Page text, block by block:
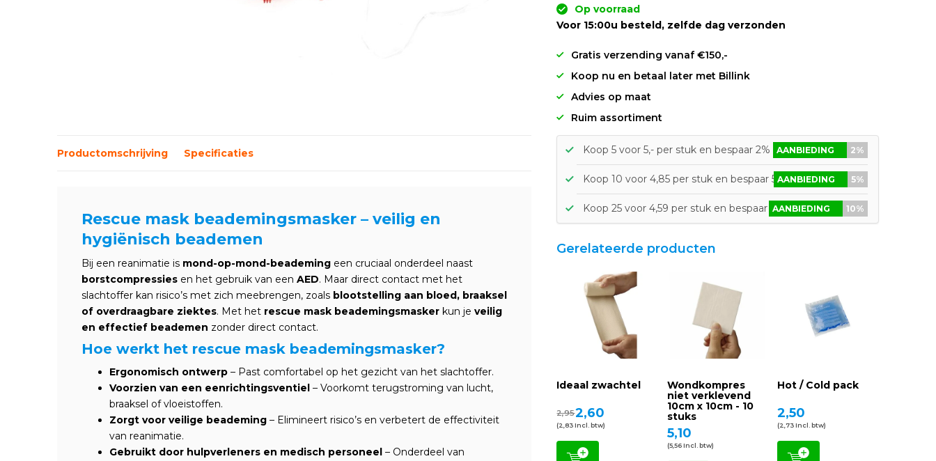
Op voorraad
Voor 15:00u besteld, zelfde dag verzonden
Gratis verzending vanaf €150,-
Koop nu en betaal later met Billink
Advies op maat
Ruim assortiment
Productomschrijving Specificaties
Rescue mask beademingsmasker – veilig en
hygiënisch beademen
Bij een reanimatie is mond-op-mond-beademing een cruciaal onderdeel naast
borstcompressies en het gebruik van een AED. Maar direct contact met het
slachtoffer kan risico’s met zich meebrengen, zoals blootstelling aan bloed, braaksel
of overdraagbare ziektes. Met het rescue mask beademingsmasker kun je veilig
en effectief beademen zonder direct contact.
Hoe werkt het rescue mask beademingsmasker?
Ergonomisch ontwerp – Past comfortabel op het gezicht van het slachtoffer.
Voorzien van een eenrichtingsventiel – Voorkomt terugstroming van lucht,
braaksel of vloeistoffen.
Zorgt voor veilige beademing – Elimineert risico’s en verbetert de effectiviteit
van reanimatie.
Gebruikt door hulpverleners en medisch personeel – Onderdeel van
Koop 5 voor 5,- per stuk en bespaar 2% AANBIEDING 2%
Koop 10 voor 4,85 per stuk en bespaar 5%AANBIEDING 5%
Koop 25 voor 4,59 per stuk en bespaar 10%AANBIEDING 10%
Gerelateerde producten
Ideaal zwachtel
2,952,60
(2,83 Incl. btw)
Wondkompres
niet verklevend
10cm x 10cm - 10
stuks
5,10
(5,56 Incl. btw)
Hot / Cold pack
2,50
(2,73 Incl. btw)